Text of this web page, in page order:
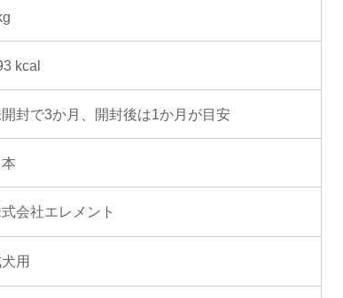
kcal
開封で3か月、開封後は1か月が目安
会社エレメント
犬用